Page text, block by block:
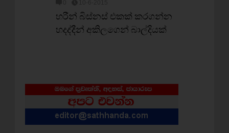
හරීන් බිස්නස් එකක් කරගන්න
හදද්දීන් අකිලගෙන් බාල්දියක්